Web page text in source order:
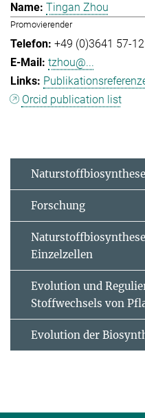
Tingan Zhou
Promovierender
+49 (0)3641 57-
tzhou@...
Orcid publication list
Naturstoffbiosynthese
Forschung
Einzelzellen
Evolution und
Stoffwechsels von
Evolution der